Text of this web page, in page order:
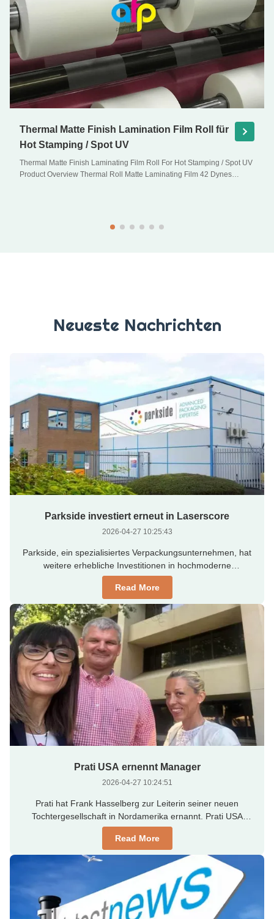
Thermal Matte Finish Lamination Film Roll für
Hot Stamping / Spot UV
Thermal Matte Finish Laminating Film Roll For Hot Stamping / Spot UV
Product Overview Thermal Roll Matte Laminating Film 42 Dynes
Neueste Nachrichten
Parkside investiert erneut in Laserscore
2026-04-27 10:25:43
Parkside, ein spezialisiertes Verpackungsunternehmen, hat
weitere erhebliche Investitionen in hochmoderne
Laserausrüstung getätigt, um neue Geschäftsmöglichkeiten
zu schaffen. Die neueste Laserinvestition ermöglicht das
Laserschneiden auf zwei Seiten einer einzelnen Folie oder
eines Laminats, um ...
Read More
Prati USA ernennt Manager
2026-04-27 10:24:51
Prati hat Frank Hasselberg zur Leiterin seiner neuen
Tochtergesellschaft in Nordamerika ernannt. Prati USA
wurde gegründet, da das Unternehmen sein Engagement
für den nordamerikanischen Markt verstärken will.
Hasselberg arbeitete zuvor mit Kocher+Beck, Heidelberg
und Gallus in Nordamerika zusammen. ...
Read More